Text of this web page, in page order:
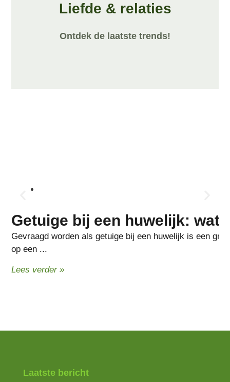
Liefde & relaties
Ontdek de laatste trends!
Getuige bij een huwelijk: wat
Gevraagd worden als getuige bij een huwelijk is een
op een ...
Lees verder »
Laatste bericht